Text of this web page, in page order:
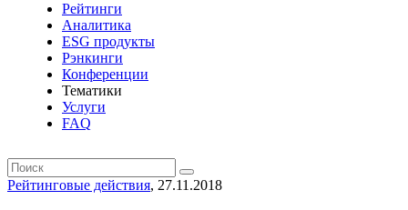
Рейтинги
Аналитика
ESG продукты
Рэнкинги
Конференции
Тематики
Услуги
FAQ
Рейтинговые действия, 27.11.2018